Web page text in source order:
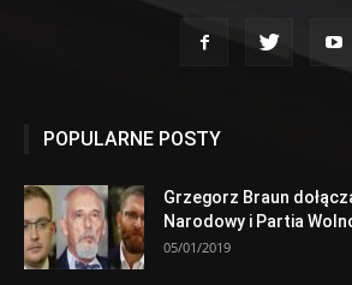
POPULARNE POSTY
Grzegorz Braun
Narodowy i Partia
05/01/2019